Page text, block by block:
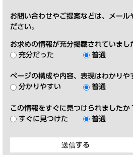
お問い合わせやご提案などは、メール
ださい。
お求めの情報が充分掲載されていまし
充分だった
普通
ページの構成や内容、表現はわかりや
分かりやすい
普通
この情報をすぐに見つけられましたか
すぐに見つけた
普通